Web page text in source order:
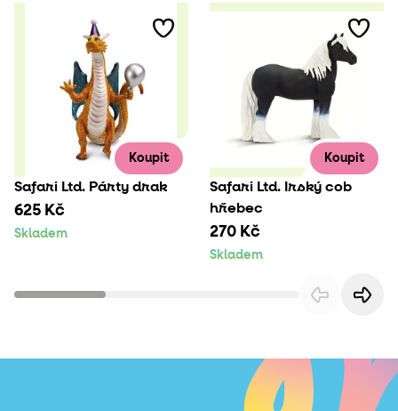
Koupit
Safari Ltd. Párty drak
625 Kč
Skladem
Koupit
Safari Ltd. Irský cob
hřebec
270 Kč
Skladem